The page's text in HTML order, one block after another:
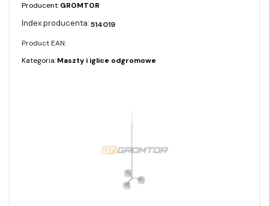
Producent:GROMTOR
514019
Product EAN:
Kategoria:Maszty i iglice odgromowe